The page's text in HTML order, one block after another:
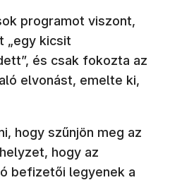
programot viszont,
„egy kicsit
és csak fokozta az
elvonást, emelte ki,
hogy szűnjön meg az
hogy az
befizetői legyenek a